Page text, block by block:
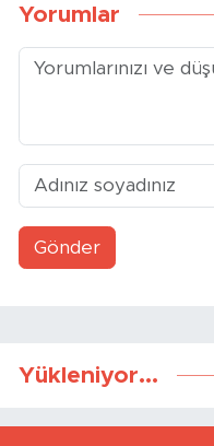
Yorumlar
Gönder
Yükleniyor...